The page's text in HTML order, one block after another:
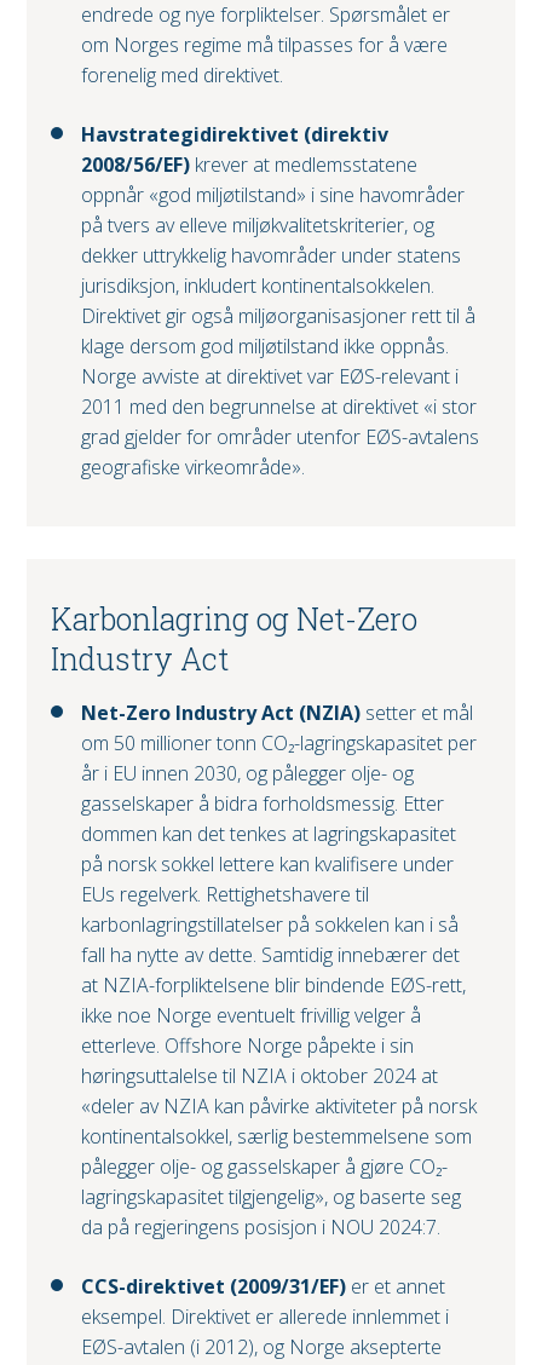
endrede og nye forpliktelser. Spørsmålet er
om Norges regime må tilpasses for å være
forenelig med direktivet.
Havstrategidirektivet (direktiv
2008/56/EF) krever at medlemsstatene
oppnår «god miljøtilstand» i sine havområder
på tvers av elleve miljøkvalitetskriterier, og
dekker uttrykkelig havområder under statens
jurisdiksjon, inkludert kontinentalsokkelen.
Direktivet gir også miljøorganisasjoner rett til å
klage dersom god miljøtilstand ikke oppnås.
Norge avviste at direktivet var EØS-relevant i
2011 med den begrunnelse at direktivet «i stor
grad gjelder for områder utenfor EØS-avtalens
geografiske virkeområde».
Karbonlagring og Net-Zero
Industry Act
Net-Zero Industry Act (NZIA) setter et mål
om 50 millioner tonn CO₂-lagringskapasitet per
år i EU innen 2030, og pålegger olje- og
gasselskaper å bidra forholdsmessig. Etter
dommen kan det tenkes at lagringskapasitet
på norsk sokkel lettere kan kvalifisere under
EUs regelverk. Rettighetshavere til
karbonlagringstillatelser på sokkelen kan i så
fall ha nytte av dette. Samtidig innebærer det
at NZIA-forpliktelsene blir bindende EØS-rett,
ikke noe Norge eventuelt frivillig velger å
etterleve. Offshore Norge påpekte i sin
høringsuttalelse til NZIA i oktober 2024 at
«deler av NZIA kan påvirke aktiviteter på norsk
kontinentalsokkel, særlig bestemmelsene som
pålegger olje- og gasselskaper å gjøre CO₂-
lagringskapasitet tilgjengelig», og baserte seg
da på regjeringens posisjon i NOU 2024:7.
CCS-direktivet (2009/31/EF) er et annet
eksempel. Direktivet er allerede innlemmet i
EØS-avtalen (i 2012), og Norge aksepterte